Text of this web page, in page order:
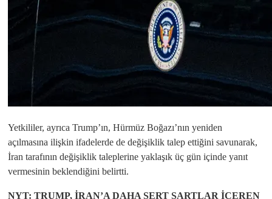
Yetkililer, ayrıca Trump’ın, Hürmüz Boğazı’nın yeniden
açılmasına ilişkin ifadelerde de değişiklik talep ettiğini savunarak,
İran tarafının değişiklik taleplerine yaklaşık üç gün içinde yanıt
vermesinin beklendiğini belirtti.
NYT: TRUMP, İRAN’A DAHA SERT ŞARTLAR İÇEREN